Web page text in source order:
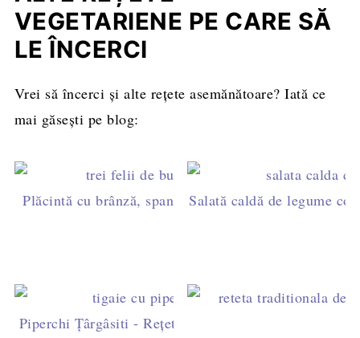
VEGETARIENE PE CARE SĂ
LE ÎNCERCI
Vrei să încerci și alte rețete asemănătoare? Iată ce
mai găsești pe blog:
Plăcintă cu brânză, spanac și kefir - rețeta de burek
Salată caldă de legume
Piperchi Țârgâsiti - Rețetă Tradițională Aromână din